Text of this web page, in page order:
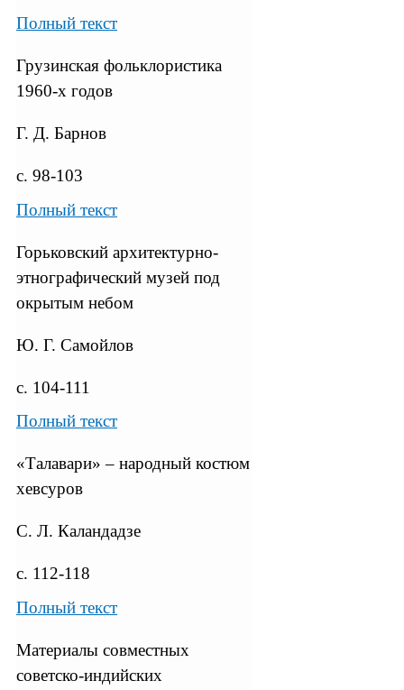
Полный текст
Грузинская фольклористика
1960-х годов
Г. Д. Барнов
с. 98-103
Полный текст
Горьковский архитектурно-
этнографический музей под
окрытым небом
Ю. Г. Самойлов
с. 104-111
Полный текст
«Талавари» – народный костюм
хевсуров
С. Л. Каландадзе
с. 112-118
Полный текст
Материалы совместных
советско-индийских